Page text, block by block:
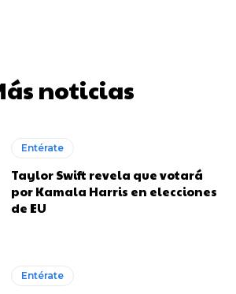
noticias
Entérate
Taylor Swift revela que votará
por Kamala Harris en elecciones
de EU
Entérate